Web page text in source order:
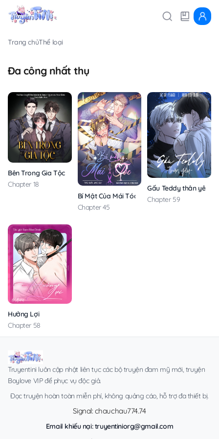
Trang chủThể loại
Đa công nhất thụ
Bên Trong Gia Tộc
Chapter 18
Bí Mật Của Mái Tóc
Chapter 45
Gấu Teddy thân yêu
Chapter 59
Hưởng Lợi
Chapter 58
Truyentini luôn cập nhật liên tục các bộ truyện đam mỹ mới, truyện
Boylove VIP để phục vụ độc giả.
Đọc truyện hoàn toàn miễn phí, không quảng cáo, hỗ trợ đa thiết bị.
Signal: chauchau774.74
Email khiếu nại:truyentiniorg@gmail.com